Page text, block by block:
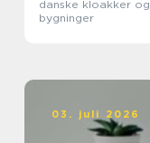
danske kloakker og
bygninger
03. juli 2026